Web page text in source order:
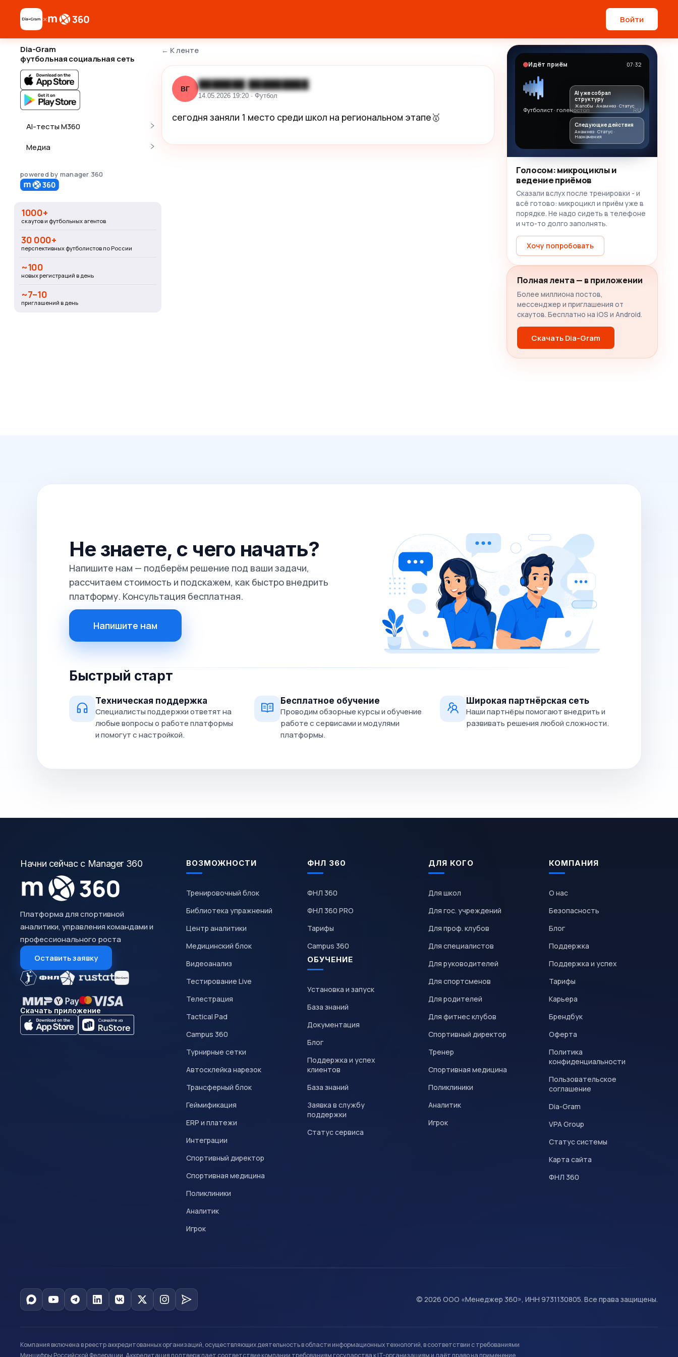
× Войти
Dia-Gram
футбольная социальная сеть
AI-тесты M360
Медиа
powered by manager 360
1000+
скаутов и футбольных агентов
30 000+
перспективных футболистов по России
~100
новых регистраций в день
~7–10
приглашений в день
← К ленте
ВГ ███████ █████████
14.05.2026 19:20 · Футбол
сегодня заняли 1 место среди школ на региональном этапе🥇
Идёт приём 07:32
Футболист · голеностоп RU
AI уже собрал
структуру
Жалобы · Анамнез · Статус
Следующие действия
Анамнез · Статус ·
Назначения
Голосом: микроциклы и
ведение приёмов
Сказали вслух после тренировки - и
всё готово: микроцикл и приём уже в
порядке. Не надо сидеть в телефоне
и что-то долго заполнять.
Хочу попробовать
Полная лента — в приложении
Более миллиона постов,
мессенджер и приглашения от
скаутов. Бесплатно на iOS и Android.
Скачать Dia-Gram
Не знаете, с чего начать?
Напишите нам — подберём решение под ваши задачи,
рассчитаем стоимость и подскажем, как быстро внедрить
платформу. Консультация бесплатная.
Напишите нам
Быстрый старт
Техническая поддержка
Специалисты поддержки ответят на
любые вопросы о работе платформы
и помогут с настройкой.
Бесплатное обучение
Проводим обзорные курсы и обучение
работе с сервисами и модулями
платформы.
Широкая партнёрская сеть
Наши партнёры помогают внедрить и
развивать решения любой сложности.
Начни сейчас с Manager 360
Платформа для спортивной
аналитики, управления командами и
профессионального роста
Оставить заявку
Скачать приложение
ВОЗМОЖНОСТИ
Тренировочный блок
Библиотека упражнений
Центр аналитики
Медицинский блок
Видеоанализ
Тестирование Live
Телестрация
Tactical Pad
Campus 360
Турнирные сетки
Автосклейка нарезок
Трансферный блок
Геймификация
ERP и платежи
Интеграции
Спортивный директор
Спортивная медицина
Поликлиники
Аналитик
Игрок
ФНЛ 360
ФНЛ 360
ФНЛ 360 PRO
Тарифы
Campus 360
ОБУЧЕНИЕ
Установка и запуск
База знаний
Документация
Блог
Поддержка и успех
клиентов
База знаний
Заявка в службу
поддержки
Статус сервиса
ДЛЯ КОГО
Для школ
Для гос. учреждений
Для проф. клубов
Для специалистов
Для руководителей
Для спортсменов
Для родителей
Для фитнес клубов
Спортивный директор
Тренер
Спортивная медицина
Поликлиники
Аналитик
Игрок
КОМПАНИЯ
О нас
Безопасность
Блог
Поддержка
Поддержка и успех
Тарифы
Карьера
Брендбук
Оферта
Политика
конфиденциальности
Пользовательское
соглашение
Dia-Gram
VPA Group
Статус системы
Карта сайта
ФНЛ 360
© 2026 ООО «Менеджер 360», ИНН 9731130805. Все права защищены.
Компания включена в реестр аккредитованных организаций, осуществляющих деятельность в области информационных технологий, в соответствии с требованиями
Минцифры Российской Федерации. Аккредитация подтверждает соответствие компании требованиям государства к IT-организациям и даёт право на применение